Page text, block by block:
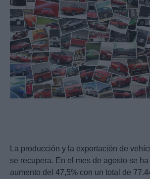
La producción y la exportación de
se recupera. En el mes de agosto se
aumento del 47,5% con un total de